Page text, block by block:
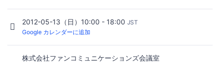
2012-05-13（日）10:00 - 18:00 JST
Google カレンダーに追加
株式会社ファンコミュニケーションズ会議室